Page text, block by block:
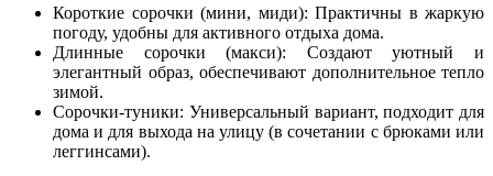
Короткие сорочки (мини, миди): Практичны в жаркую
погоду, удобны для активного отдыха дома.
Длинные сорочки (макси): Создают уютный и
элегантный образ, обеспечивают дополнительное тепло
зимой.
Сорочки-туники: Универсальный вариант, подходит для
дома и для выхода на улицу (в сочетании с брюками или
леггинсами).